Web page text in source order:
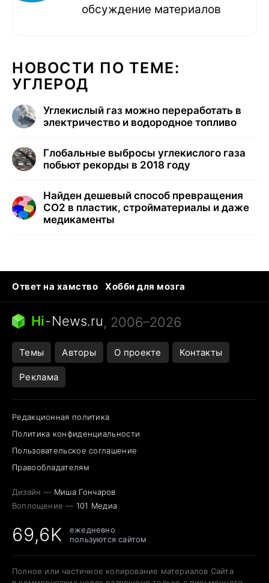
обсуждение материалов
НОВОСТИ ПО ТЕМЕ:
УГЛЕРОД
Углекислый газ можно переработать в
электричество и водородное топливо
Глобальные выбросы углекислого газа
побьют рекорды в 2018 году
Найден дешевый способ превращения
CO2 в пластик, стройматериалы и даже
медикаменты
Ответ на хамство
Хобби для мозга
Бензин 100 и 95
Тунцы в океанариуме
Следующая пандемия
Hi-News.ru, 2006–2026
Темы Авторы О проекте Контакты
Реклама
Редакционная политика
Политика конфиденциальности
Пользовательское соглашение
Правообладателям
Дизайн — Миша Гончаров
Воплощение — 101 Медиа
69,6K
ежедневно
пользуются сайтом
Полное или частичное копирование материалов Сайта